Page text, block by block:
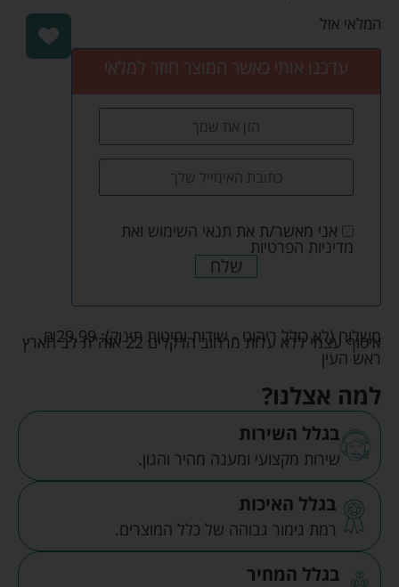
המלאי אזל
עדכנו אותי כאשר המוצר חוזר למלאי
אני מאשר/ת את תנאי השימוש ואת
מדיניות הפרטיות
שלח
משלוח (לא כולל ריהוט - שידות ומיטות תינוק): ₪29.99
איסוף עצמי ללא עלות מרחוב הדקלים 22 אזה"ת לב הארץ
ראש העין
למה אצלנו?
בגלל השירות
שירות מקצועי ומענה מהיר והגון.
בגלל האיכות
רמת גימור גבוהה של כלל המוצרים.
בגלל המחיר